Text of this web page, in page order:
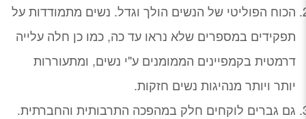
הכוח הפוליטי של הנשים הולך וגדל. נשים מתמודדות על
תפקידים במספרים שלא נראו עד כה, כמו כן חלה עלייה
דרמטית בקמפיינים הממומנים ע"י נשים, ומתעוררות
יותר ויותר מנהיגות נשים חזקות.
גם גברים לוקחים חלק במהפכה התרבותית והחברתית.